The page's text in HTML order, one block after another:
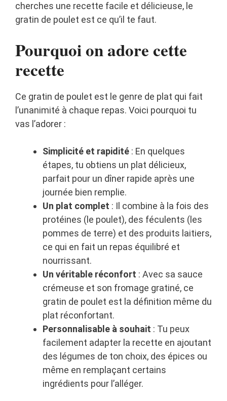
cherches une recette facile et délicieuse, le
gratin de poulet est ce qu’il te faut.
Pourquoi on adore cette
recette
Ce gratin de poulet est le genre de plat qui fait
l’unanimité à chaque repas. Voici pourquoi tu
vas l’adorer :
Simplicité et rapidité : En quelques
étapes, tu obtiens un plat délicieux,
parfait pour un dîner rapide après une
journée bien remplie.
Un plat complet : Il combine à la fois des
protéines (le poulet), des féculents (les
pommes de terre) et des produits laitiers,
ce qui en fait un repas équilibré et
nourrissant.
Un véritable réconfort : Avec sa sauce
crémeuse et son fromage gratiné, ce
gratin de poulet est la définition même du
plat réconfortant.
Personnalisable à souhait : Tu peux
facilement adapter la recette en ajoutant
des légumes de ton choix, des épices ou
même en remplaçant certains
ingrédients pour l’alléger.